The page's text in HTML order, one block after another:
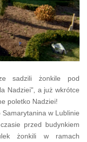
sadzili żonkile pod
Nadziei", a już wkrótce
poletko Nadziei!
Samarytanina w Lublinie
przed budynkiem
żonkili w ramach